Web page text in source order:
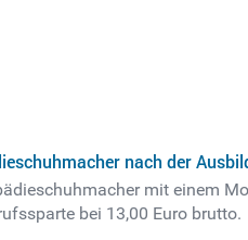
nach der
mit einem
bei 13,00 Euro brutto.